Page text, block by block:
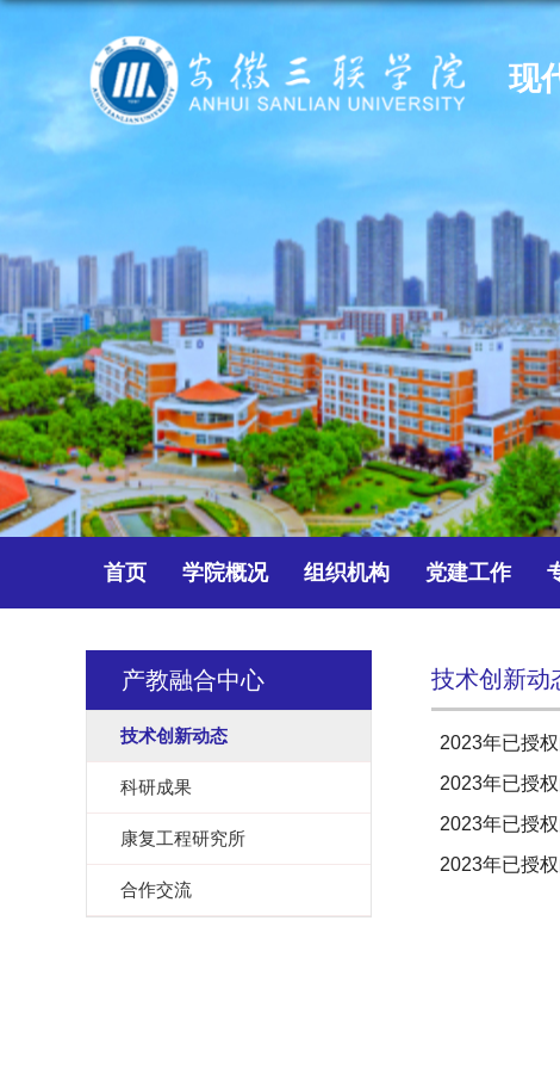
现
首页 学院概况 组织机构 党建工作
产教融合中心
技术创新动态
科研成果
康复工程研究所
合作交流
技术创新动
2023年已授
2023年已授
2023年已授
2023年已授